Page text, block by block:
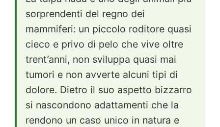
sorprendenti del regno dei
mammiferi: un piccolo roditore quasi
cieco e privo di pelo che vive oltre
trent’anni, non sviluppa quasi mai
tumori e non avverte alcuni tipi di
dolore. Dietro il suo aspetto bizzarro
si nascondono adattamenti che la
rendono un caso unico in natura e